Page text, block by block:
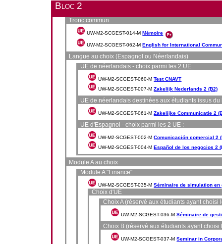
Bloc 2
Tronc commun
UW-M2-SCGEST-014-MMémoire
UW-M2-SCGEST-062-MEnglish for International
Langue au choix (Espagnol ou Néerlandais)
UE de néerlandais - choix parmi les 2 UE
UW-M2-SCGEST-060-MTest CNAVT
UW-M2-SCGEST-007-MZakelijk Nederlands 2 (B2)
UE de néerlandais destinées aux étudiants issus
UW-M2-SCGEST-061-MZakelijke Communicatie 2
UE d'Espagnol - choix parmi les 2 UE :
UW-M2-SCGEST-002-MComunicación comercial 2
UW-M2-SCGEST-004-MEspañol de los negocios 2
Module A au choix
Module A "Finance"
UW-M2-SCGEST-035-MSéminaire de simulation en
Choix d'UE
Choix A (réservé aux étudiants ayant
UW-M2-SCGEST-036-MSéminaire de
Choix B (réservé aux étudiants ayant
UW-M2-SCGEST-037-MSeminar in